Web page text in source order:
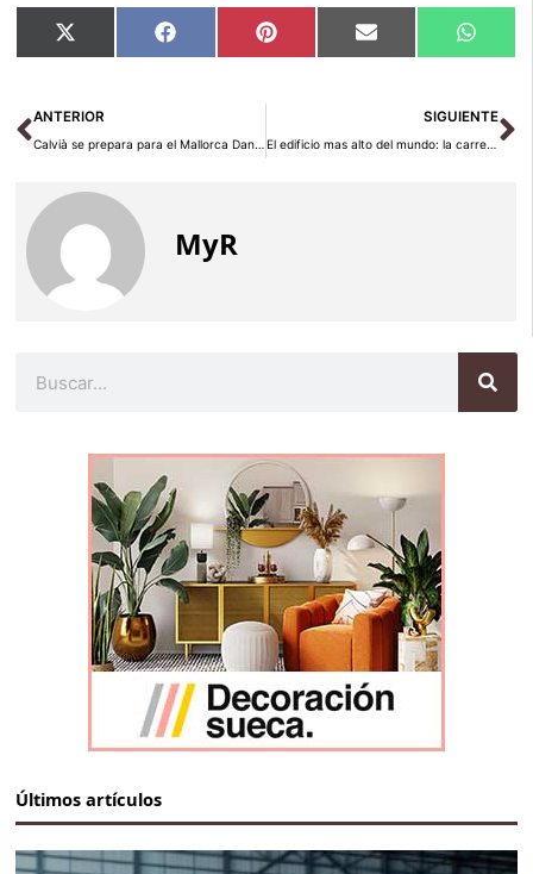
Compartir
en
X
(Twitter)
Compartir
en
Facebook Compartir
en
Pinterest Compartir
en
Email
en
Ant
ANTERIOR
Calvià se prepara para el Mallorca Dance Festival 2026: El Encuentro Internacional del Baile Deportivo
SIGUIENTE
El edificio mas alto del mundo: la carrera por los 1.000 metros en 2026
MyR
Últimos artículos